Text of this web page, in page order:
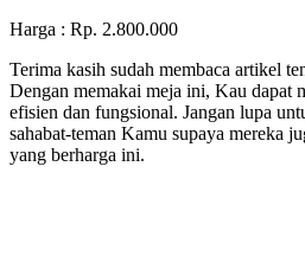
Harga : Rp. 2.800.000
Terima kasih sudah membaca artikel
Dengan memakai meja ini, Kau dapat
efisien dan fungsional. Jangan lupa
sahabat-teman Kamu supaya mereka
yang berharga ini.